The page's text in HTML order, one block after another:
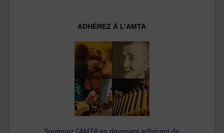
ADHÉREZ À L’AMTA
Soutenez l'AMTA en devenant adhérant de